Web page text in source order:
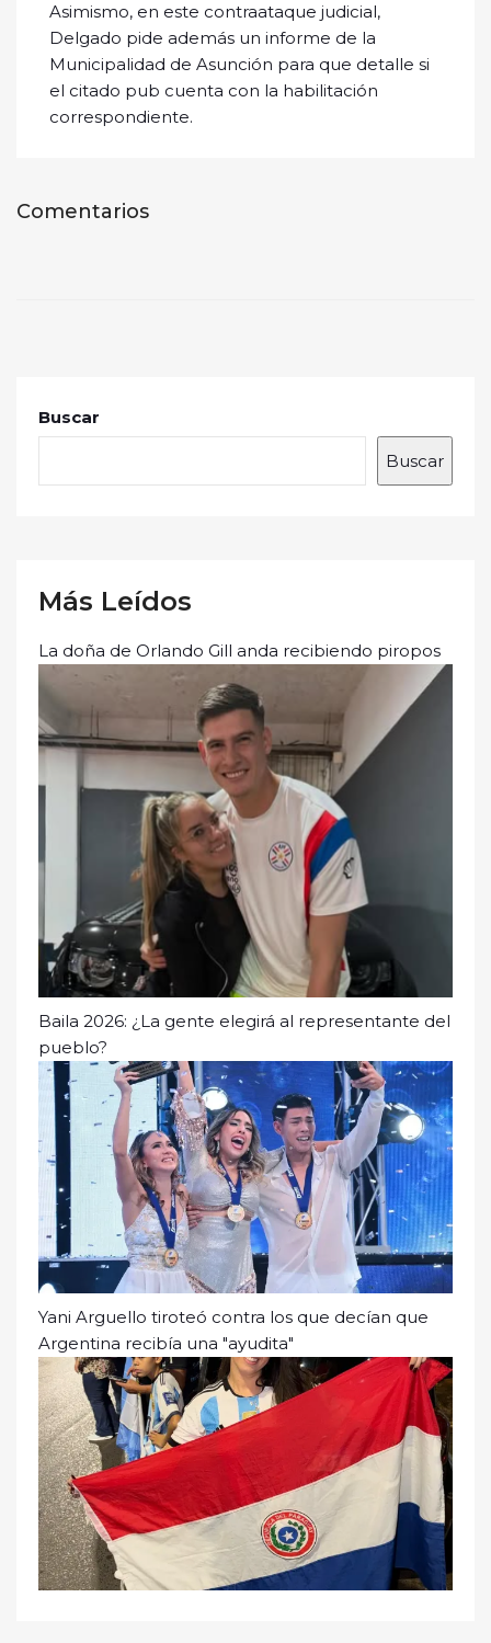
Asimismo, en este contraataque judicial,
Delgado pide además un informe de la
Municipalidad de Asunción para que detalle si
el citado pub cuenta con la habilitación
correspondiente.
Comentarios
Buscar
Buscar
Más Leídos
La doña de Orlando Gill anda recibiendo piropos
Baila 2026: ¿La gente elegirá al representante del
pueblo?
Yani Arguello tiroteó contra los que decían que
Argentina recibía una "ayudita"